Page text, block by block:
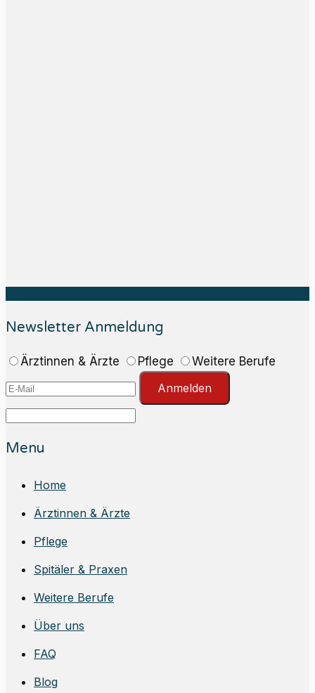
Newsletter Anmeldung
Ärztinnen & Ärzte Pflege
Weitere Berufe
Anmelden
Menu
Home
Ärztinnen & Ärzte
Pflege
Spitäler & Praxen
Weitere Berufe
Über uns
FAQ
Blog